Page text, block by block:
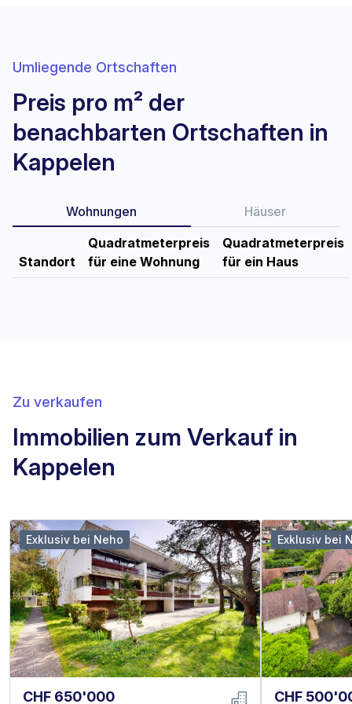
Umliegende Ortschaften
Preis pro m² der
benachbarten Ortschaften in
Kappelen
Wohnungen Häuser
Standort
Quadratmeterpreis
für eine Wohnung
Quadratmeterpreis
für ein Haus
Zu verkaufen
Immobilien zum Verkauf in
Kappelen
CHF 650'000
Exklusiv bei Neho
CHF
Exklusiv bei